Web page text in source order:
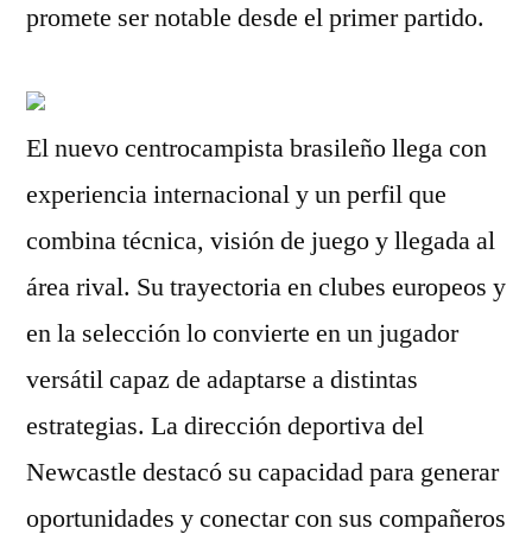
promete ser notable desde el primer partido.
El nuevo centrocampista brasileño llega con
experiencia internacional y un perfil que
combina técnica, visión de juego y llegada al
área rival. Su trayectoria en clubes europeos y
en la selección lo convierte en un jugador
versátil capaz de adaptarse a distintas
estrategias. La dirección deportiva del
Newcastle destacó su capacidad para generar
oportunidades y conectar con sus compañeros